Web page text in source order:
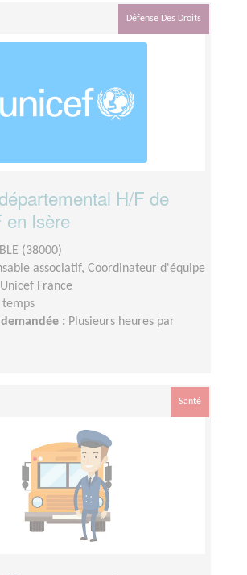
Défense Des Droits
H/F de
en Isère
(38000)
associatif, Coordinateur d'équipe
Unicef France
temps
: Plusieurs heures par
Santé